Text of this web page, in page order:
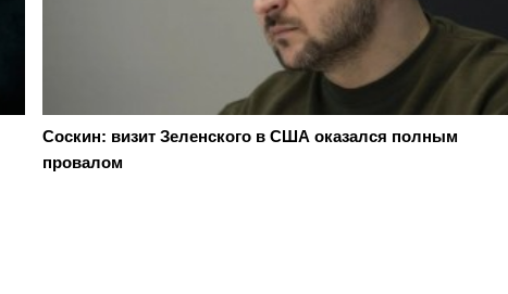
Соскин: визит Зеленского в США оказался полным
провалом